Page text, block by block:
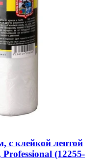
с клейкой лентой
(12255-